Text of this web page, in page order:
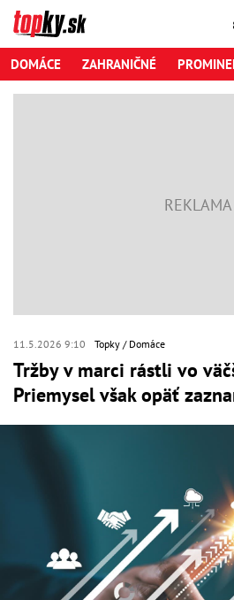
DOMÁCE ZAHRANIČNÉ
11.5.2026 9:10 Topky Domáce
Tržby v marci rástli vo
Priemysel však opäť